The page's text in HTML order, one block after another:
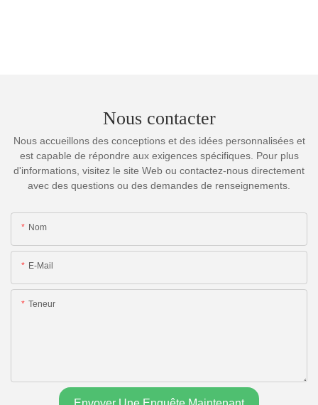
Nous contacter
Nous accueillons des conceptions et des idées personnalisées et
est capable de répondre aux exigences spécifiques. Pour plus
d'informations, visitez le site Web ou contactez-nous directement
avec des questions ou des demandes de renseignements.
Nom
E-Mail
Teneur